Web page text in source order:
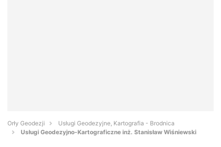
Orły Geodezji
Usługi Geodezyjne, Kartografia - Brodnica
Usługi Geodezyjno-Kartograficzne inż. Stanisław Wiśniewski